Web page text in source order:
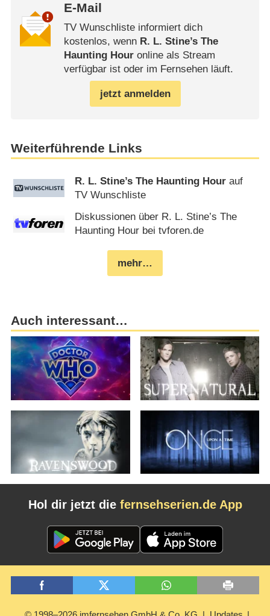
E-Mail
TV Wunschliste informiert dich
kostenlos, wenn R. L. Stine’s The
Haunting Houronline als Stream
verfügbar ist oder im Fernsehen läuft.
jetzt anmelden
Weiterführende Links
R. L. Stine’s The Haunting Hour auf
TV Wunschliste
Diskussionen über R. L. Stine’s The
Haunting Hour bei tvforen.de
mehr…
Auch interessant…
Hol dir jetzt die fernsehserien.de App